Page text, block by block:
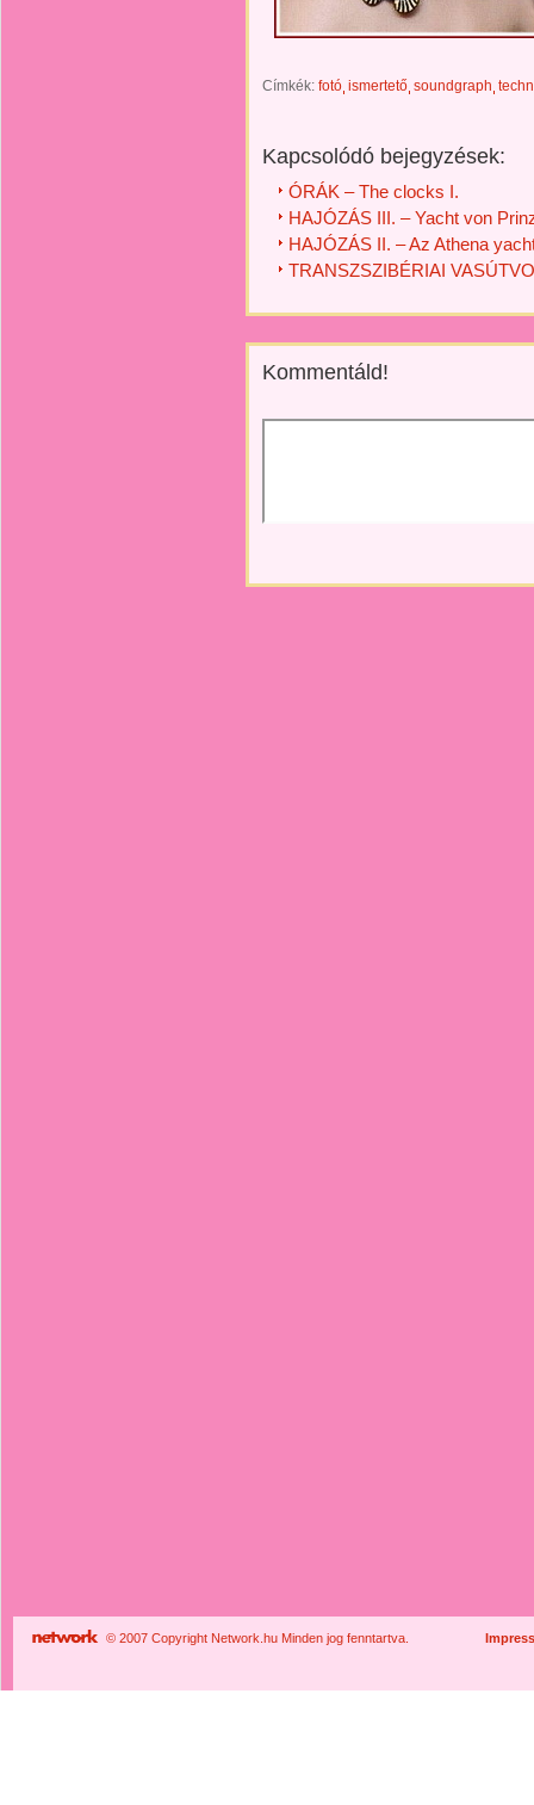
Címkék: fotó ismertető soundgraph
Kapcsolódó bejegyzések:
ÓRÁK – The clocks I.
HAJÓZÁS III. – Yacht von
HAJÓZÁS II. – Az Athena
TRANSZSZIBÉRIAI
Kommentáld!
© 2007 Copyright Network.hu Minden jog fenntartva.